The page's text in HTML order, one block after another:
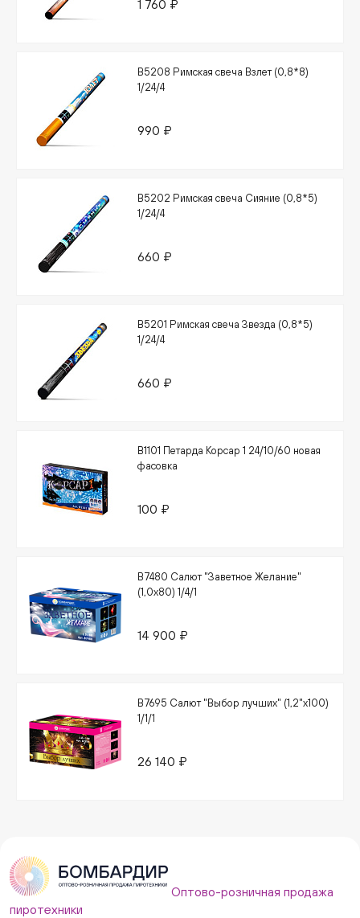
1 760 ₽
В5208 Римская свеча Взлет (0,8*8)
1/24/4
990 ₽
В5202 Римская свеча Сияние (0,8*5)
1/24/4
660 ₽
В5201 Римская свеча Звезда (0,8*5)
1/24/4
660 ₽
В1101 Петарда Корсар 1 24/10/60 новая
фасовка
100 ₽
В7480 Салют "Заветное Желание"
(1,0х80) 1/4/1
14 900 ₽
В7695 Салют "Выбор лучших" (1,2"х100)
1/1/1
26 140 ₽
Оптово-розничная продажа
пиротехники